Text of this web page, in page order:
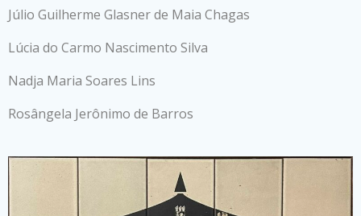
Júlio Guilherme Glasner de Maia Chagas
Lúcia do Carmo Nascimento Silva
Nadja Maria Soares Lins
Rosângela Jerônimo de Barros